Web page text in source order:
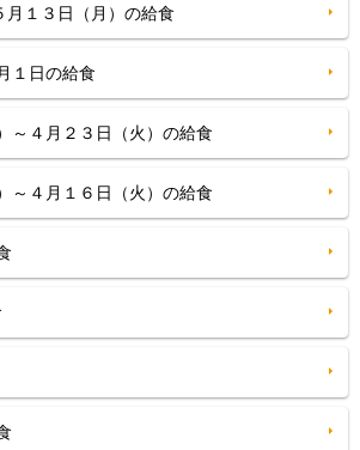
月１３日（月）の給食
１日の給食
～４月２３日（火）の給食
～４月１６日（火）の給食